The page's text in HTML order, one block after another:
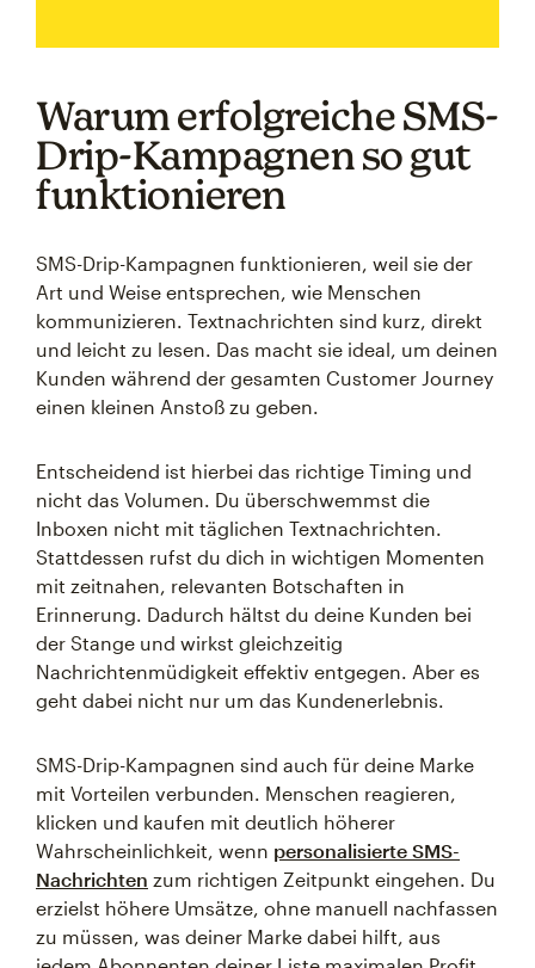
Warum erfolgreiche SMS-
Drip-Kampagnen so gut
funktionieren
SMS-Drip-Kampagnen funktionieren, weil sie der
Art und Weise entsprechen, wie Menschen
kommunizieren. Textnachrichten sind kurz, direkt
und leicht zu lesen. Das macht sie ideal, um deinen
Kunden während der gesamten Customer Journey
einen kleinen Anstoß zu geben.
Entscheidend ist hierbei das richtige Timing und
nicht das Volumen. Du überschwemmst die
Inboxen nicht mit täglichen Textnachrichten.
Stattdessen rufst du dich in wichtigen Momenten
mit zeitnahen, relevanten Botschaften in
Erinnerung. Dadurch hältst du deine Kunden bei
der Stange und wirkst gleichzeitig
Nachrichtenmüdigkeit effektiv entgegen. Aber es
geht dabei nicht nur um das Kundenerlebnis.
SMS-Drip-Kampagnen sind auch für deine Marke
mit Vorteilen verbunden. Menschen reagieren,
klicken und kaufen mit deutlich höherer
Wahrscheinlichkeit, wenn personalisierte SMS-
Nachrichten zum richtigen Zeitpunkt eingehen. Du
erzielst höhere Umsätze, ohne manuell nachfassen
zu müssen, was deiner Marke dabei hilft, aus